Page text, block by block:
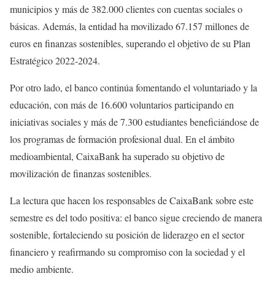
municipios y más de 382.000 clientes con cuentas sociales o
básicas. Además, la entidad ha movilizado 67.157 millones de
euros en finanzas sostenibles, superando el objetivo de su Plan
Estratégico 2022-2024.
Por otro lado, el banco continúa fomentando el voluntariado y la
educación, con más de 16.600 voluntarios participando en
iniciativas sociales y más de 7.300 estudiantes beneficiándose de
los programas de formación profesional dual. En el ámbito
medioambiental, CaixaBank ha superado su objetivo de
movilización de finanzas sostenibles.
La lectura que hacen los responsables de CaixaBank sobre este
semestre es del todo positiva: el banco sigue creciendo de manera
sostenible, fortaleciendo su posición de liderazgo en el sector
financiero y reafirmando su compromiso con la sociedad y el
medio ambiente.